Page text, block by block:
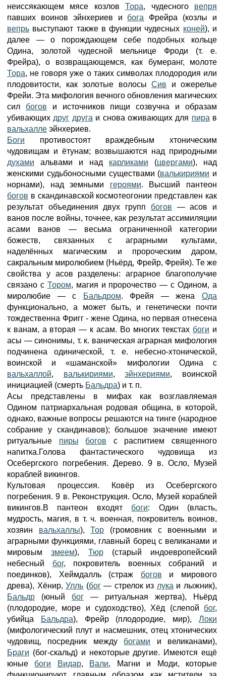
неиссякающем мясе козловТора, чудесного вепря
павших воинов эйнхериев и бога Фрейра (козлы и
вепрь выступают также в функции чудесных коней), и
далее — о порождающем себе подобных кольце
Одина, золотой чудесной мельнице Фроди (т. е.
Фрейра), о возвращающемся, как бумеранг, молоте
Тора, не говоря уже о таких символах плодородия или
плодовитости, как золотые волосы Сив и ожерелье
Фрейи. Эта мифология вечного обновления магических
сил богов и источников пищи созвучна и образам
убивающих друг друга и снова оживающих для пира в
вальхалле эйнхериев.
Боги противостоят враждебным хтоническим
чудовищам и ётунам; возвышаются над природными
духами альвами и над карликами (цвергами), над
женскими судьбоносными существами (валькириями и
норнами), над земными героями. Высший пантеон
богов в скандинавской космотеогонии представлен как
результат объединения двух групп богов — асов и
ванов после войны, точнее, как результат ассимиляции
асами ванов — весьма ограниченной категории
божеств, связанных с аграрными культами,
наделённых магическим и пророческим даром,
сакральным миролюбием (Ньёрд, Фрейр, Фрейя). Те же
свойства у асов разделены: аграрное благополучие
связано с Тором, магия и пророчество — с Одином, а
миролюбие — с
Бальдром. Фрейя — женаОда
функционально, а может быть, и генетически почти
тождественна Фригг - жене Одина, но первая отнесена
к ванам, а вторая — к асам. Во многих текстах боги и
асы — синонимы, т. к. ваническая аграрная мифология
подчинена одинической, т. е. небесно-хтонической,
воинской и «шаманской» мифологии Одина с
вальхаллой, валькириями,эйнхериями, воинской
инициацией (смерть Бальдра) и т. п.
Асы представлены в мифах как возглавляемая
Одином патриархальная родовая община, в которой,
однако, важные вопросы решаются на тинге (народное
собрание у скандинавов); большое значение имеют
ритуальные пиры богов с распитием священного
напитка.Голова фантастического чудовища из
Осебергского погребения. Дерево. 9 в. Осло, Музей
кораблей викингов.
Культовая процессия. Ковёр из Осебергского
погребения. 9 в. Реконструкция. Осло, Музей кораблей
викингов.В пантеон входят боги: Один (власть,
мудрость, магия, в т. ч. военная, покровитель воинов,
хозяин вальхаллы),Тор (громовник с военными и
аграрными функциями, главный борец с великанами и
мировымзмеем), Тюр(старый индоевропейский
небесный бог, покровитель военных собраний и
поединков), Хеймдалль (страж богов и мирового
древа), Хёнир,Улль (бог— стрелок из лука и лыжник),
Бальдр (юный бог — ритуальная жертва), Ньёрд
(плодородие, море и судоходство), Хёд (слепой бог,
убийца
Бальдра), Фрейр (плодородие, мир),Локи
(мифологический плут и насмешник, отец хтонических
чудовищ, посредник между богами и великанами),
Браги (бог-скальд) и некоторые другие. Имеются ещё
юные боги Видар, Вали, Магни и Моди, которые